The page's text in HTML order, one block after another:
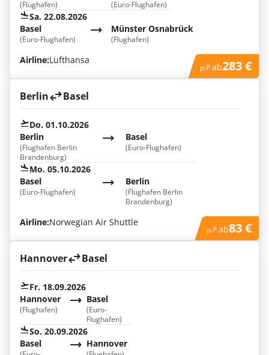
(Flughafen) (Euro-Flughafen)
Sa. 22.08.2026
Münster Osnabrück
(Flughafen)
Basel
(Euro-Flughafen)
Airline:Lufthansa
p.P.ab283 €
Berlin Basel
Do. 01.10.2026
Berlin
(Flughafen Berlin
Brandenburg)
Basel
(Euro-Flughafen)
Mo. 05.10.2026
Berlin
(Flughafen Berlin
Brandenburg)
Basel
(Euro-Flughafen)
Airline:Norwegian Air Shuttle
p.P.ab83 €
Hannover Basel
Fr. 18.09.2026
Hannover
(Flughafen)
Basel
(Euro-
Flughafen)
So. 20.09.2026
Hannover
Basel